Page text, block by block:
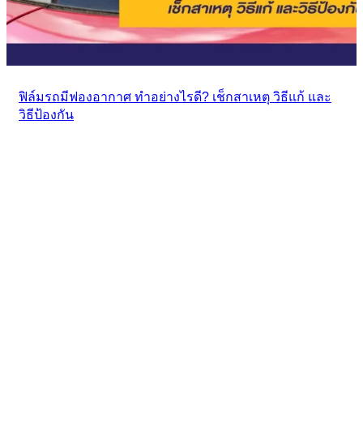
ฟิล์มรถมีฟองอากาศ ทำอย่างไรดี? เช็กสาเหตุ วิธีแก้ และ
วิธีป้องกัน